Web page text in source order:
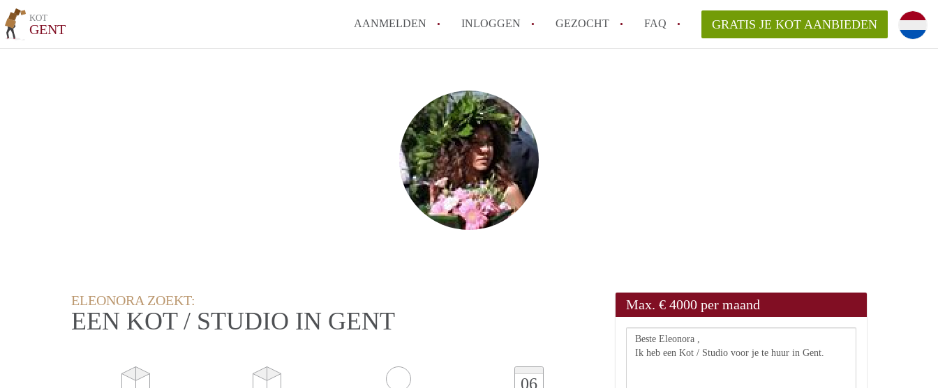
KOT
GENT AANMELDEN INLOGGEN GEZOCHT FAQ
How to translate KotGent!
Wat is KotGent?
Wat is de privacyverklaring van KotGent?
Alle veelgestelde vragen
GRATIS JE KOT AANBIEDEN
ELEONORA ZOEKT:
EEN KOT / STUDIO IN GENT
06
Max. € 4000 per maand